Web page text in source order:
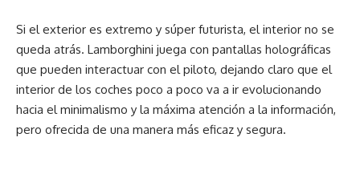
Si el exterior es extremo y súper futurista, el interior no se
queda atrás. Lamborghini juega con pantallas holográficas
que pueden interactuar con el piloto, dejando claro que el
interior de los coches poco a poco va a ir evolucionando
hacia el minimalismo y la máxima atención a la información,
pero ofrecida de una manera más eficaz y segura.